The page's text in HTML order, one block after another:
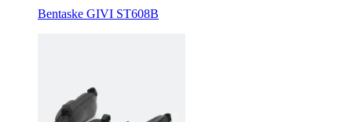
Bentaske GIVI ST608B